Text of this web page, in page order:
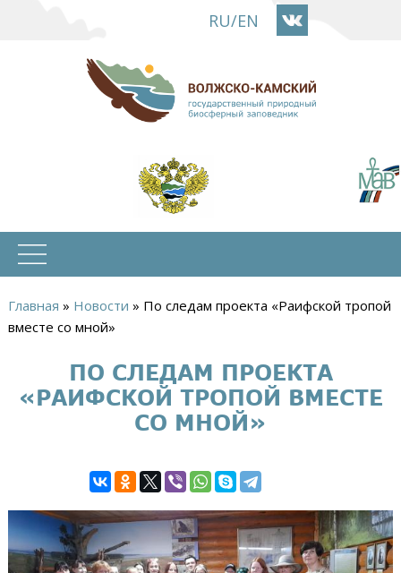
основному
содержанию
RU/EN
Вы
Главная » Новости » По следам проекта «Раифской тропой
вместе со мной»
ПО СЛЕДАМ ПРОЕКТА
«РАИФСКОЙ ТРОПОЙ ВМЕСТЕ
СО МНОЙ»